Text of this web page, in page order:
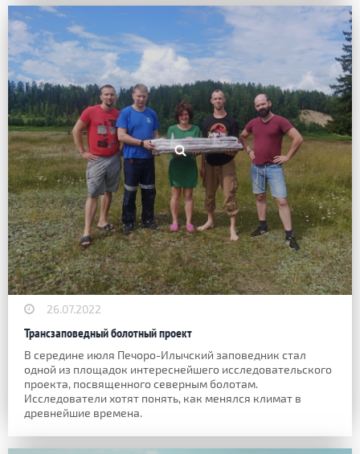
26.07.2022
Трансзаповедный болотный проект
В середине июля Печоро-Илычский заповедник стал
одной из площадок интереснейшего исследовательского
проекта, посвященного северным болотам.
Исследователи хотят понять, как менялся климат в
древнейшие времена.